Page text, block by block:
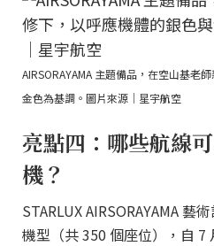
AIRSORAYAMA 主題備品，在空山基老
金色為基調。圖片來源｜星宇航空
亮點四：哪些航線
機？
STARLUX AIRSORAYAMA 藝
機型（共 350 個座位），自 7